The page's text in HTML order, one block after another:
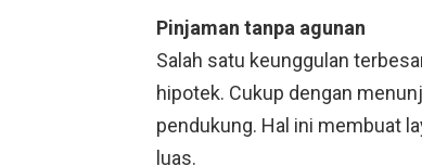
Pinjaman tanpa agunan
Salah satu keunggulan
hipotek. Cukup dengan
pendukung. Hal ini membuat
luas.